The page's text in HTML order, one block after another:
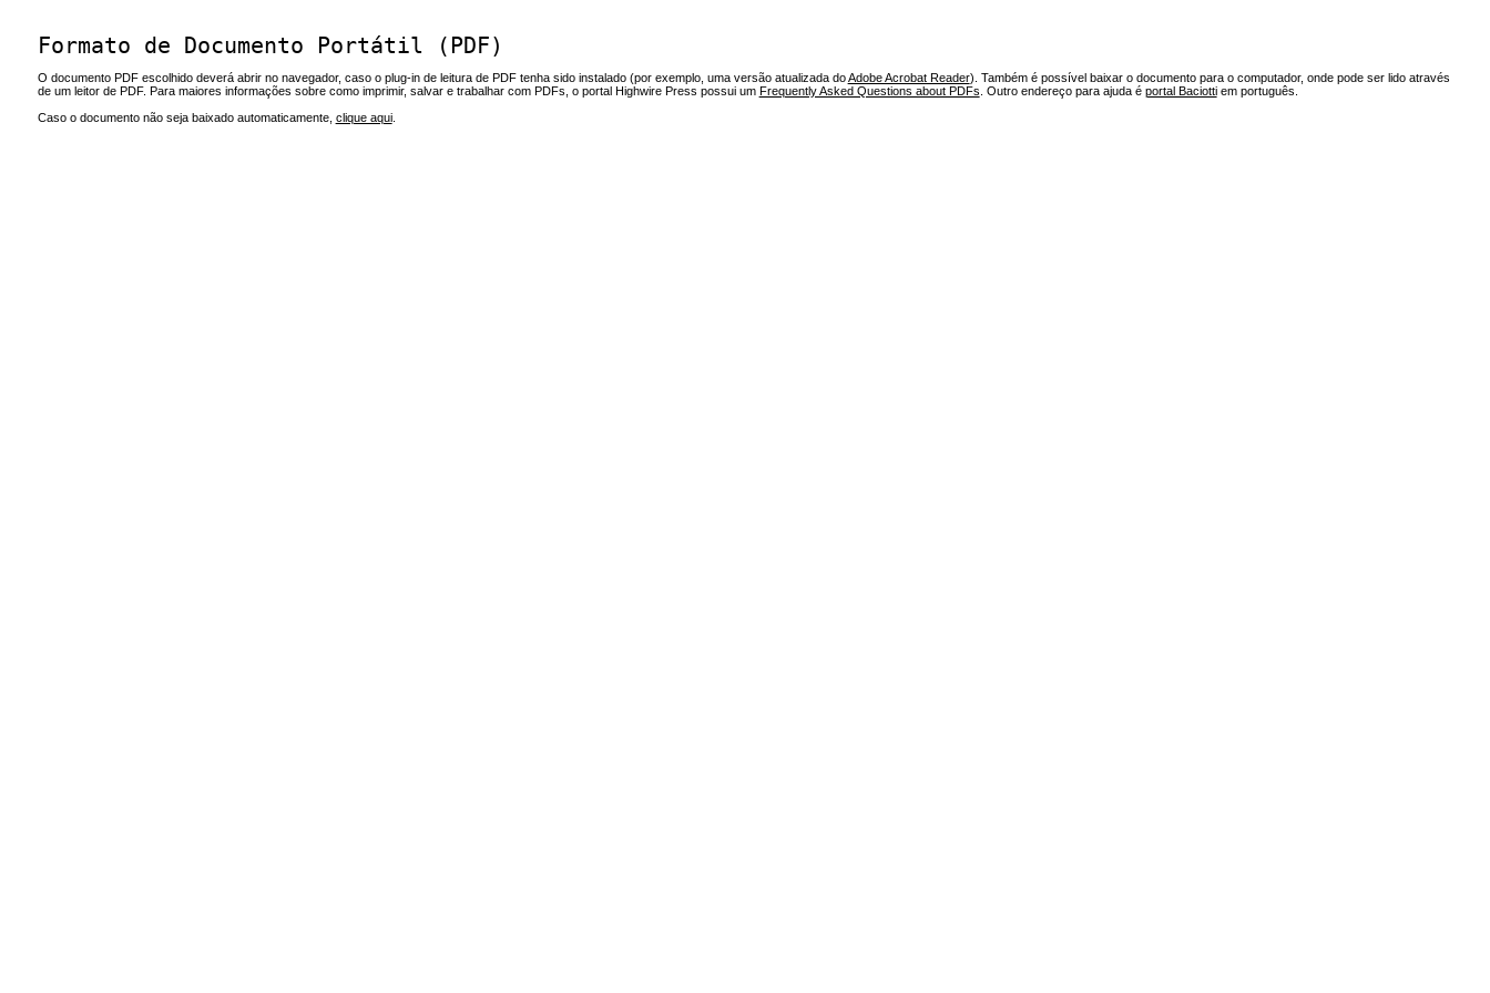
Formato de Documento Portátil (PDF)
O documento PDF escolhido deverá abrir no navegador, caso o plug-in de leitura de PDF tenha sido instalado (por exemplo, uma versão atualizada doAdobe Acrobat Reader). Também é possível baixar o documento para o computador, onde pode ser lido através
de um leitor de PDF. Para maiores informações sobre como imprimir, salvar e trabalhar com PDFs, o portal Highwire Press possui um Frequently Asked Questions about PDFs . Outro endereço para ajuda é portal Baciottiem português.
Caso o documento não seja baixado automaticamente, clique aqui.